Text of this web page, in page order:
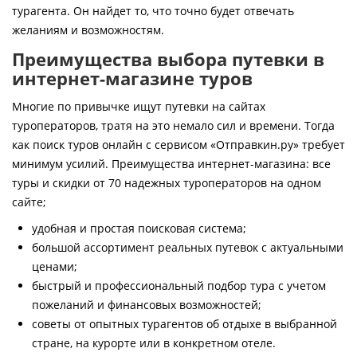
турагента. Он найдет то, что точно будет отвечать
желаниям и возможностям.
Преимущества выбора путевки в
интернет-магазине туров
Многие по привычке ищут путевки на сайтах
туроператоров, тратя на это немало сил и времени. Тогда
как поиск туров онлайн с сервисом «Отправкин.ру» требует
минимум усилий. Преимущества интернет-магазина: все
туры и скидки от 70 надежных туроператоров на одном
сайте;
удобная и простая поисковая система;
большой ассортимент реальных путевок с актуальными
ценами;
быстрый и профессиональный подбор тура с учетом
пожеланий и финансовых возможностей;
советы от опытных турагентов об отдыхе в выбранной
стране, на курорте или в конкретном отеле.